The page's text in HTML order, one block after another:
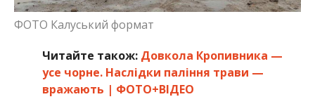
ФОТО Калуський формат
Читайте також: Довкола Кропивника —
усе чорне. Наслідки паління трави —
вражають | ФОТО+ВІДЕО